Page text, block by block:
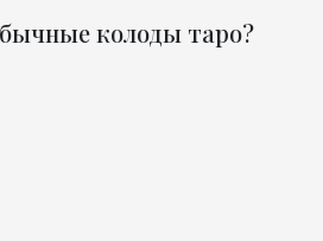
колоды таро?